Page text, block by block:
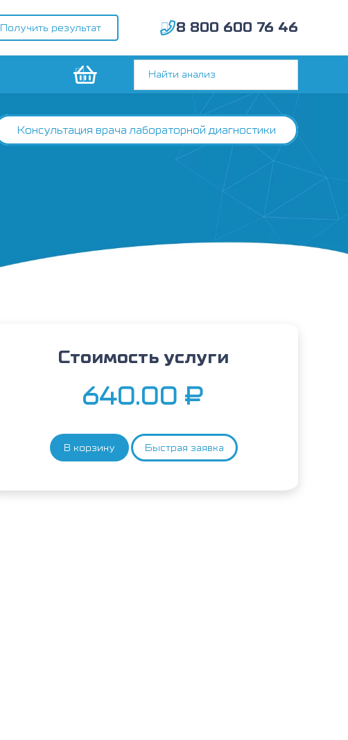
Получить результат 8 800 600 76 46
Консультация врача лабораторной диагностики
Стоимость услуги
640.00 ₽
Количество
Фисташки,
В корзину Быстрая заявка